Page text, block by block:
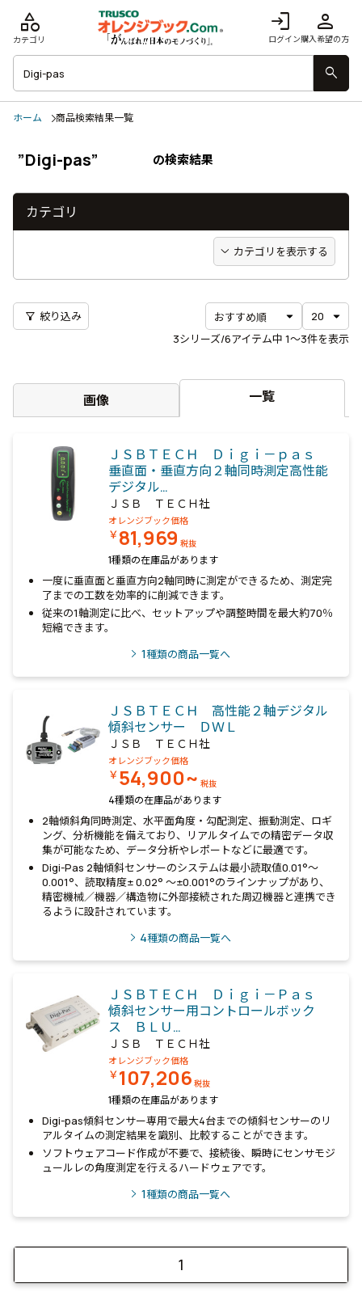
login
ログイン
person
購入希望の方
category
カテゴリ
search
ホーム 商品検索結果一覧
”Digi-pas” の検索結果
3シリーズ/6アイテム中 1〜3件を表示
filter_alt 絞り込み
画像 一覧
ＪＳＢＴＥＣＨ Ｄｉｇｉ－ｐａｓ
垂直面・垂直方向２軸同時測定高性能
デジタル…
ＪＳＢ ＴＥＣＨ社
オレンジブック価格
￥81,969 税抜
1種類の在庫品があります
一度に垂直面と垂直方向2軸同時に測定ができるため、測定完
了までの工数を効率的に削減できます。
従来の1軸測定に比べ、セットアップや調整時間を最大約70％
短縮できます。
1種類の商品一覧へ
ＪＳＢＴＥＣＨ 高性能２軸デジタル
傾斜センサー ＤＷＬ
ＪＳＢ ＴＥＣＨ社
オレンジブック価格
￥54,900~ 税抜
4種類の在庫品があります
2軸傾斜角同時測定、水平面角度・勾配測定、振動測定、ロギ
ング、分析機能を備えており、リアルタイムでの精密データ収
集が可能なため、データ分析やレポートなどに最適です。
Digi-Pas 2軸傾斜センサーのシステムは最小読取値0.01°～
0.001°、読取精度± 0.02° ～±0.001°のラインナップがあり、
精密機械／機器／構造物に外部接続された周辺機器と連携でき
るように設計されています。
4種類の商品一覧へ
ＪＳＢＴＥＣＨ Ｄｉｇｉ－Ｐａｓ
傾斜センサー用コントロールボック
ス ＢＬＵ…
ＪＳＢ ＴＥＣＨ社
オレンジブック価格
￥107,206 税抜
1種類の在庫品があります
Digi-pas傾斜センサー専用で最大4台までの傾斜センサーのリ
アルタイムの測定結果を識別、比較することができます。
ソフトウェアコード作成が不要で、接続後、瞬時にセンサモジ
ュールレの角度測定を行えるハードウェアです。
1種類の商品一覧へ
1
カテゴリ
カテゴリを表示する